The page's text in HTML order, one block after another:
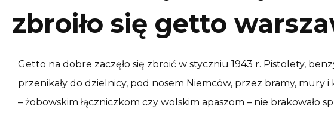
zbroiło się getto
Getto na dobre zaczęło się zbroić w styczniu 1943 r. Pistolety,
przenikały do dzielnicy, pod nosem Niemców, przez bramy, mury
– żobowskim łączniczkom czy wolskim apaszom – nie brakowało